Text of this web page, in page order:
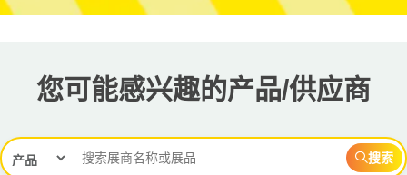
您可能感兴趣的产品/供应商
搜索